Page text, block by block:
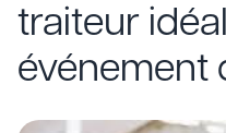
traiteur
événement